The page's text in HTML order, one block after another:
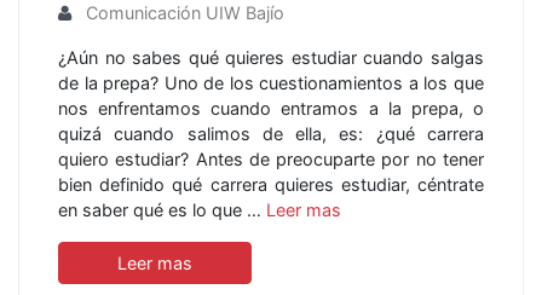
Comunicación UIW Bajío
¿Aún no sabes qué quieres estudiar cuando salgas
de la prepa? Uno de los cuestionamientos a los que
nos enfrentamos cuando entramos a la prepa, o
quizá cuando salimos de ella, es: ¿qué carrera
quiero estudiar? Antes de preocuparte por no tener
bien definido qué carrera quieres estudiar, céntrate
en saber qué es lo que … Leer mas
Leer mas